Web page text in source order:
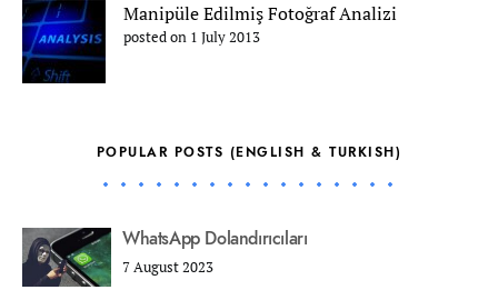
Manipüle Edilmiş Fotoğraf Analizi
posted on 1 July 2013
POPULAR POSTS (ENGLISH & TURKISH)
WhatsApp Dolandırıcıları
7 August 2023